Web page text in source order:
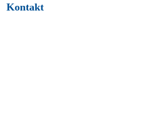
Kontakt